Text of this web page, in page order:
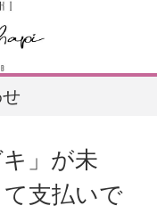
キ」が未
支払いで